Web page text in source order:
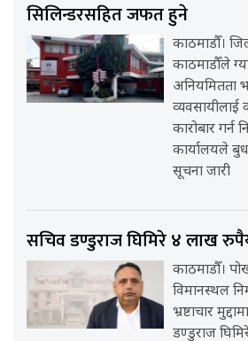
सिलिन्डरसहित जफत हुने
काठमाडौँ।
काठमाडौँले
अनियमितता
व्यवसायीलाई
कारोबार गर्न
कार्यालयले
सूचना जारी
सचिव डण्डुराज घिमिरे ४ लाख
काठमाडौँ।
विमानस्थल
भ्रष्टाचार
डण्डुराज